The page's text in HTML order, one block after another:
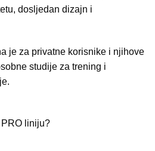
dosljedan dizajn i
je za privatne korisnike i njihove
studije za trening i
liniju?